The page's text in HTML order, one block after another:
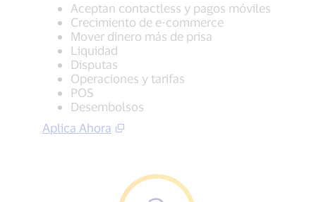
Aceptan contactless y pagos móviles
Crecimiento de e-commerce
Mover dinero más de prisa
Liquidad
Disputas
Operaciones y tarifas
POS
Desembolsos
Aplica Ahora